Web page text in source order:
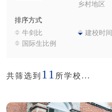
乡村地区
排序方式
牛剑比
建校时间
国际生比例
共筛选到 11 所学校...